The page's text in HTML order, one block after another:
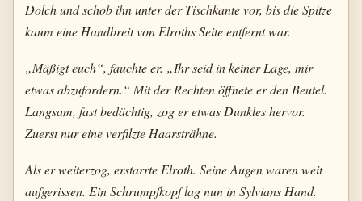
Dolch und schob ihn unter der Tischkante vor, bis die Spitze
kaum eine Handbreit von Elroths Seite entfernt war.
„Mäßigt euch“, fauchte er. „Ihr seid in keiner Lage, mir
etwas abzufordern.“ Mit der Rechten öffnete er den Beutel.
Langsam, fast bedächtig, zog er etwas Dunkles hervor.
Zuerst nur eine verfilzte Haarsträhne.
Als er weiterzog, erstarrte Elroth. Seine Augen waren weit
aufgerissen. Ein Schrumpfkopf lag nun in Sylvians Hand.